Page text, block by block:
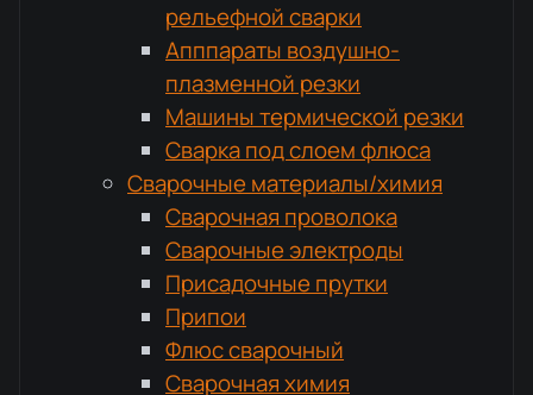
рельефной сварки
Апппараты воздушно-
плазменной резки
Машины термической резки
Сварка под слоем флюса
Сварочные материалы/химия
Сварочная проволока
Сварочные электроды
Присадочные прутки
Припои
Флюс сварочный
Сварочная химия